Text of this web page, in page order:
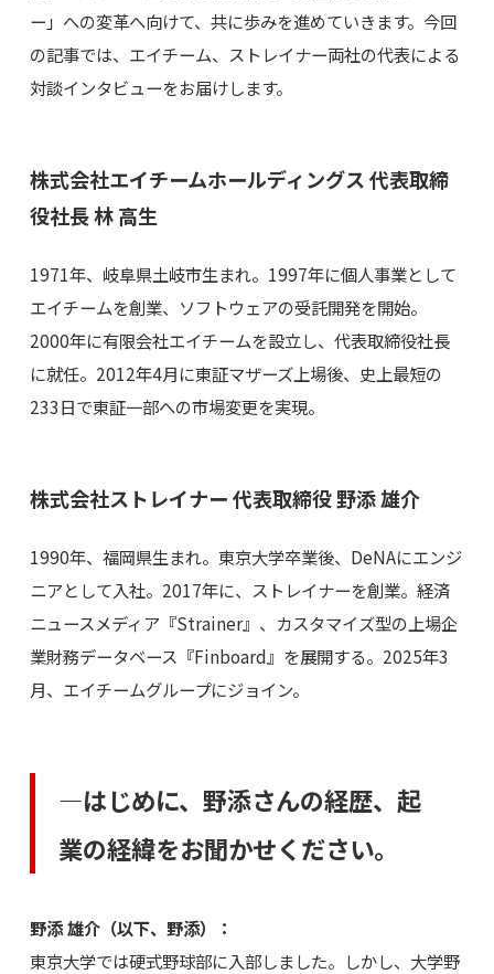
ー」への変革へ向けて、共に歩みを進めていきます。今回
の記事では、エイチーム、ストレイナー両社の代表による
対談インタビューをお届けします。
株式会社エイチームホールディングス 代表取締
役社長 林 高生
1971年、岐阜県土岐市生まれ。1997年に個人事業として
エイチームを創業、ソフトウェアの受託開発を開始。
2000年に有限会社エイチームを設立し、代表取締役社長
に就任。2012年4月に東証マザーズ上場後、史上最短の
233日で東証一部への市場変更を実現。
株式会社ストレイナー 代表取締役 野添 雄介
1990年、福岡県生まれ。東京大学卒業後、DeNAにエンジ
ニアとして入社。2017年に、ストレイナーを創業。経済
ニュースメディア『Strainer』、カスタマイズ型の上場企
業財務データベース『Finboard』を展開する。2025年3
月、エイチームグループにジョイン。
―はじめに、野添さんの経歴、起
業の経緯をお聞かせください。
野添 雄介（以下、野添）：
東京大学では硬式野球部に入部しました。しかし、大学野